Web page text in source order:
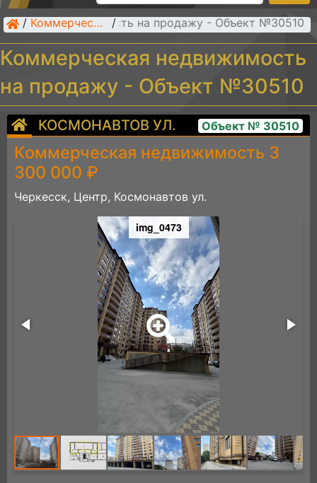
/ Коммерческая недвижимость /
недвижимость на продажу - Объект №30510
Коммерческая недвижимость
на продажу - Объект №30510
КОСМОНАВТОВ УЛ. Объект № 30510
Коммерческая недвижимость 3
300 000 ₽
Черкесск, Центр, Космонавтов ул.
img_0473